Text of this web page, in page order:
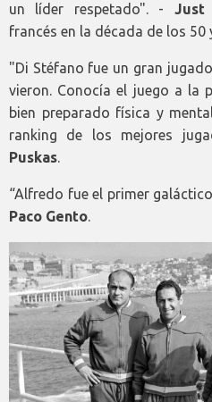
un líder respetado". - Just
francés en la década de los 50
"Di Stéfano fue un gran
vieron. Conocía el juego a la
bien preparado física y
ranking de los mejores
Puskas.
“Alfredo fue el primer
Paco Gento.